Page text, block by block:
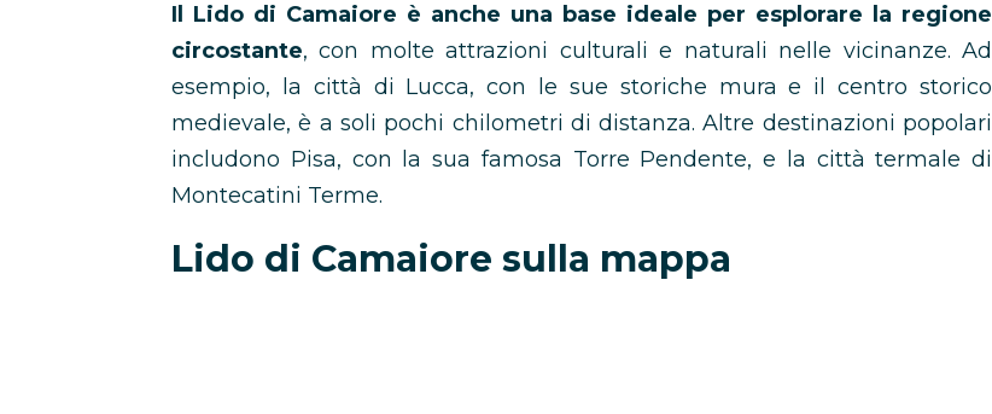
Il Lido di Camaiore è anche una base ideale per esplorare la regione
circostante, con molte attrazioni culturali e naturali nelle vicinanze. Ad
esempio, la città di Lucca, con le sue storiche mura e il centro storico
medievale, è a soli pochi chilometri di distanza. Altre destinazioni popolari
includono Pisa, con la sua famosa Torre Pendente, e la città termale di
Montecatini Terme.
Lido di Camaiore sulla mappa